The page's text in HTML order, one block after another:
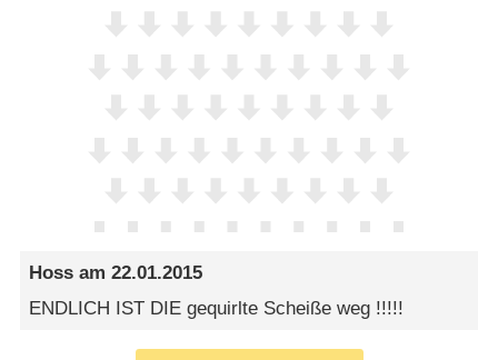
Hoss am22.01.2015
ENDLICH IST DIE gequirlte Scheiße weg !!!!!